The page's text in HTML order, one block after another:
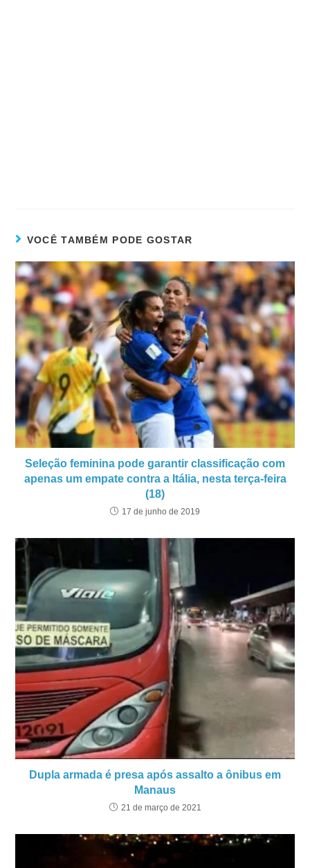
VOCÊ TAMBÉM PODE GOSTAR
Seleção feminina pode garantir classificação com
apenas um empate contra a Itália, nesta terça-feira
(18)
17 de junho de 2019
Dupla armada é presa após assalto a ônibus em
Manaus
21 de março de 2021